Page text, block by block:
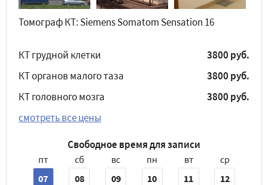
Томограф КТ: Siemens Somatom Sensation 16
КТ грудной клетки
3800 руб.
КТ органов малого таза
3800 руб.
КТ головного мозга
3800 руб.
смотреть все цены
Свободное время для записи
пт
07
сб
08
вс
09
пн
10
вт
11
ср
12